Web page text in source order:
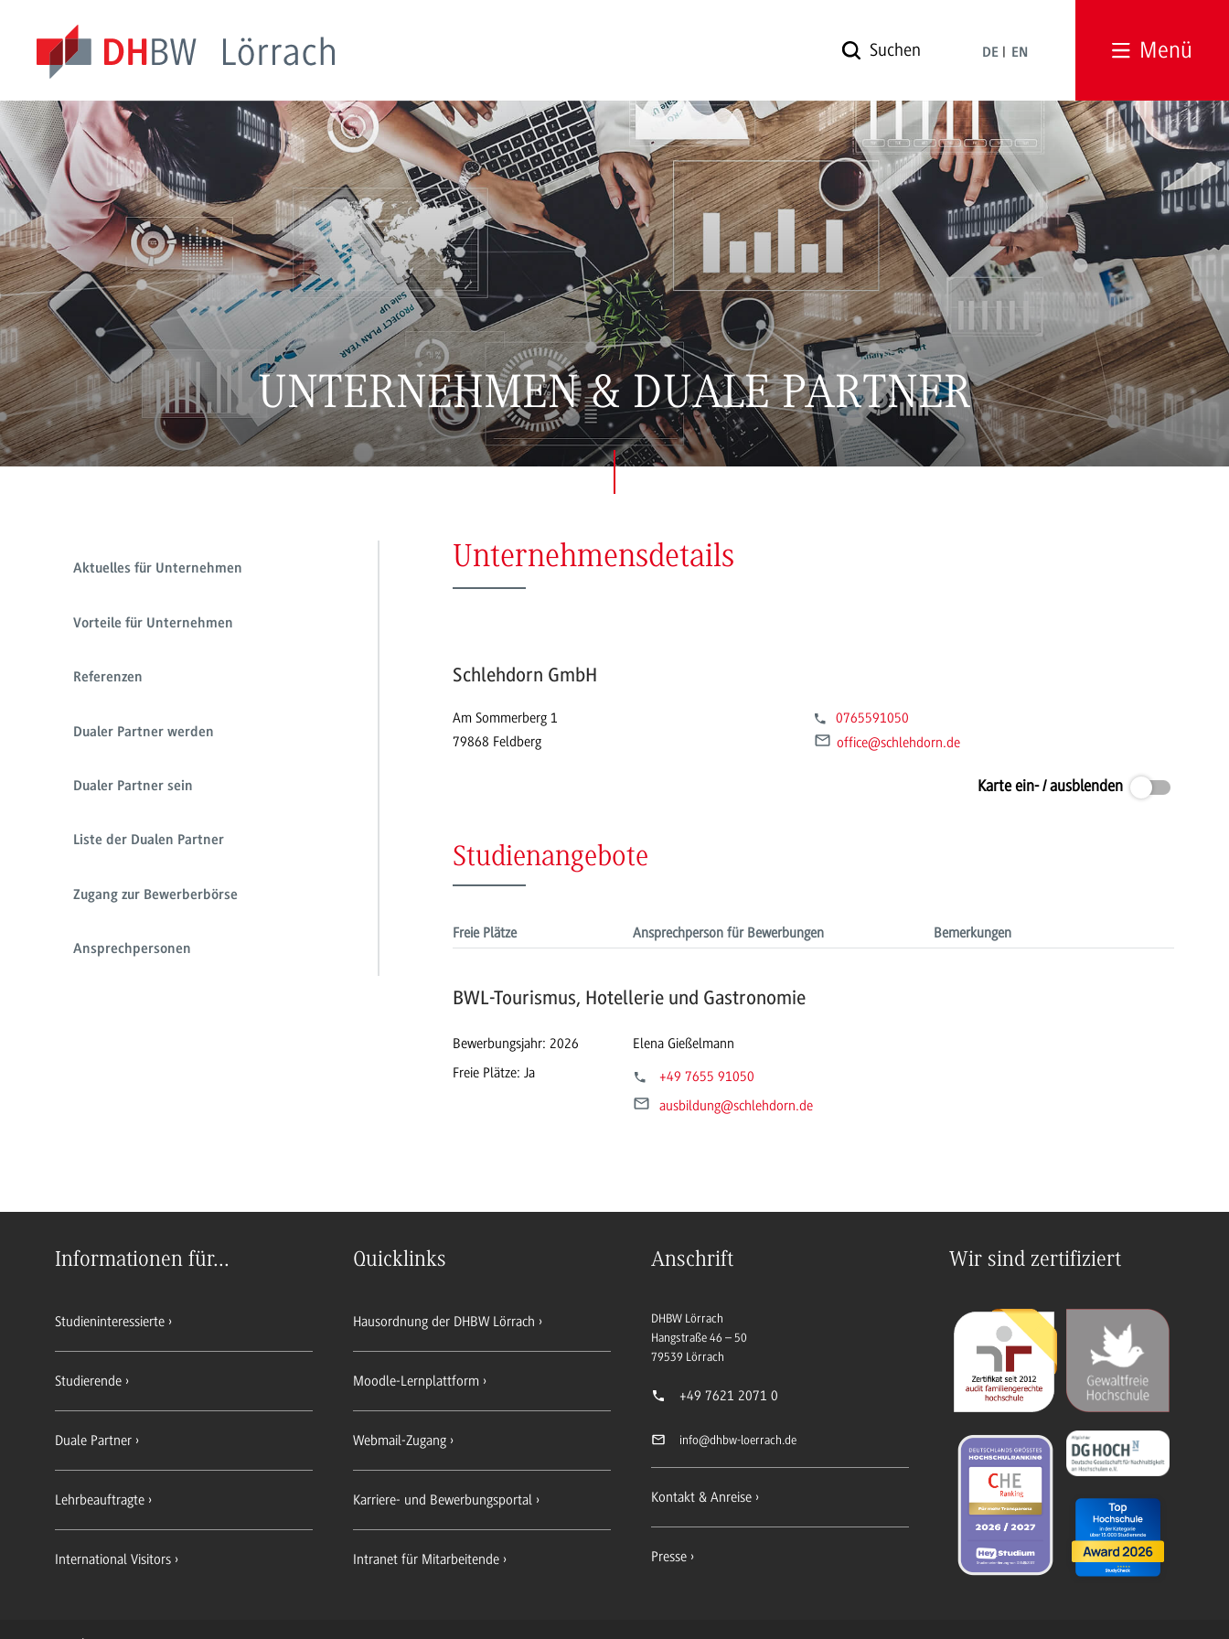
DE EN Menü
UNTERNEHMEN & DUALE PARTNER
Aktuelles für Unternehmen
Vorteile für Unternehmen
Referenzen
Dualer Partner werden
Dualer Partner sein
Liste der Dualen Partner
Zugang zur Bewerberbörse
Ansprechpersonen
Unternehmensdetails
Schlehdorn GmbH
Am Sommerberg 1
79868 Feldberg
0765591050
office@schlehdorn.de
Karte ein- / ausblenden
Studienangebote
Freie Plätze Ansprechperson für Bewerbungen Bemerkungen
BWL-Tourismus, Hotellerie und Gastronomie
Bewerbungsjahr: 2026
Freie Plätze: Ja
Elena Gießelmann
+49 7655 91050
ausbildung@schlehdorn.de
Informationen für...
Studieninteressierte
Studierende
Duale Partner
Lehrbeauftragte
International Visitors
Quicklinks
Hausordnung der DHBW Lörrach
Moodle-Lernplattform
Webmail-Zugang
Karriere- und Bewerbungsportal
Intranet für Mitarbeitende
Anschrift
DHBW Lörrach
Hangstraße 46 – 50
79539 Lörrach
+49 7621 2071 0
info@dhbw-loerrach.de
Kontakt & Anreise
Presse
Wir sind zertifiziert